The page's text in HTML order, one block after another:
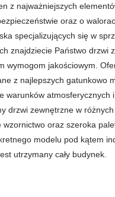
z najważniejszych
oraz o
specjalizujących się w
znajdziecie Państwo drzwi
wymogom jakościowym.
z najlepszych gatunkowo
warunków atmosferycznych
drzwi zewnętrzne w
oraz szeroka
modelu pod kątem
utrzymany cały budynek.